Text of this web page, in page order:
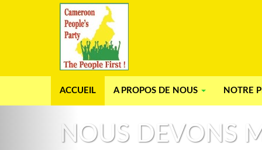
ACCUEIL A PROPOS DE NOUS NOTRE